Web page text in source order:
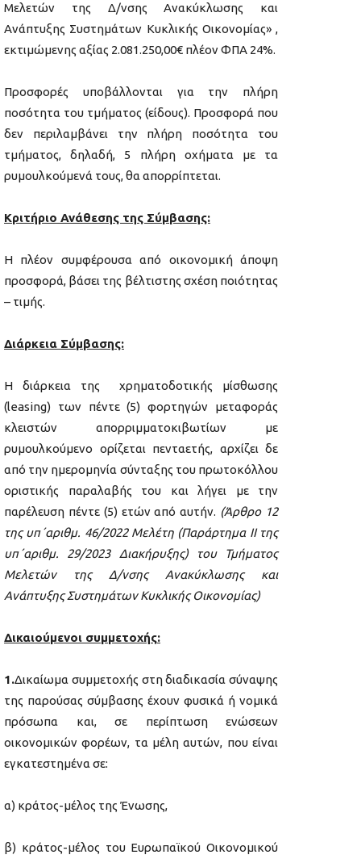
Μελετών της Δ/νσης Ανακύκλωσης και
Ανάπτυξης Συστημάτων Κυκλικής Οικονομίας» ,
εκτιμώμενης αξίας 2.081.250,00€ πλέον ΦΠΑ 24%.
Προσφορές υποβάλλονται για την πλήρη
ποσότητα του τμήματος (είδους). Προσφορά που
δεν περιλαμβάνει την πλήρη ποσότητα του
τμήματος, δηλαδή, 5 πλήρη οχήματα με τα
ρυμουλκούμενά τους, θα απορρίπτεται.
Κριτήριο Ανάθεσης της Σύμβασης:
Η πλέον συμφέρουσα από οικονομική άποψη
προσφορά, βάσει της βέλτιστης σχέση ποιότητας
– τιμής.
Διάρκεια Σύμβασης:
Η διάρκεια της χρηματοδοτικής μίσθωσης
(leasing) των πέντε (5) φορτηγών μεταφοράς
κλειστών απορριμματοκιβωτίων με
ρυμουλκούμενο ορίζεται πενταετής, αρχίζει δε
από την ημερομηνία σύνταξης του πρωτοκόλλου
οριστικής παραλαβής του και λήγει με την
παρέλευση πέντε (5) ετών από αυτήν. (Άρθρο 12
της υπ΄αριθμ. 46/2022 Μελέτη (Παράρτημα ΙΙ της
υπ΄αριθμ. 29/2023 Διακήρυξης) του Τμήματος
Μελετών της Δ/νσης Ανακύκλωσης και
Ανάπτυξης Συστημάτων Κυκλικής Οικονομίας)
Δικαιούμενοι συμμετοχής:
1.Δικαίωμα συμμετοχής στη διαδικασία σύναψης
της παρούσας σύμβασης έχουν φυσικά ή νομικά
πρόσωπα και, σε περίπτωση ενώσεων
οικονομικών φορέων, τα μέλη αυτών, που είναι
εγκατεστημένα σε:
α) κράτος-μέλος της Ένωσης,
β) κράτος-μέλος του Ευρωπαϊκού Οικονομικού